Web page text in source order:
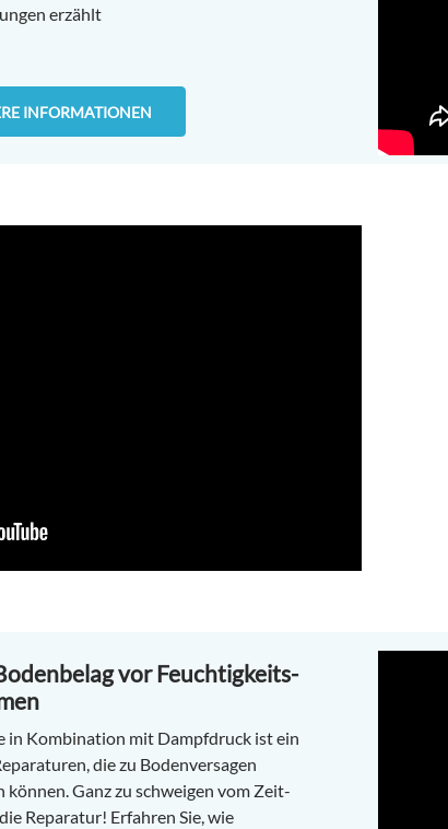
erzählt
INFORMATIONEN
vor Feuchtigkeits-
in Kombination mit Dampfdruck ist ein
die zu Bodenversagen
Ganz zu schweigen vom Zeit-
Reparatur! Erfahren Sie, wie